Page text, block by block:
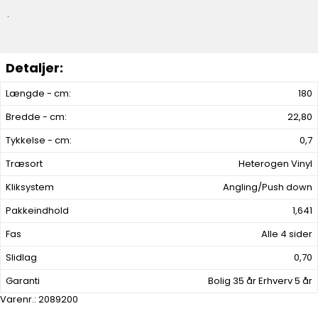
Længde - cm:
180
Bredde - cm:
22,80
Tykkelse - cm:
0,7
Træsort
Heterogen Vinyl
Kliksystem
Angling/Push down
Pakkeindhold
1,641
Fas
Alle 4 sider
Slidlag
0,70
Garanti
Bolig 35 år Erhverv 5 år
Varenr.: 2089200
.